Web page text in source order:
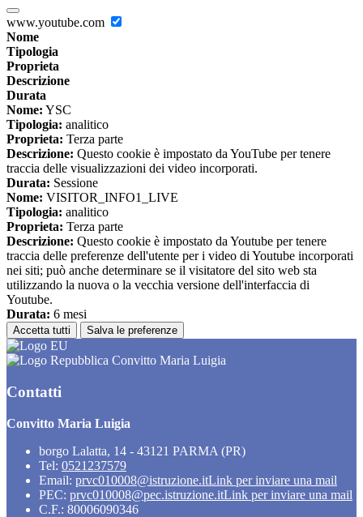
www.youtube.com
Nome
Tipologia
Proprieta
Descrizione
Durata
Nome: YSC
Tipologia: analitico
Proprieta: Terza parte
Descrizione: Questo cookie è impostato da YouTube per tenere
traccia delle visualizzazioni dei video incorporati.
Durata: Sessione
Nome: VISITOR_INFO1_LIVE
Tipologia: analitico
Proprieta: Terza parte
Descrizione: Questo cookie è impostato da Youtube per tenere
traccia delle preferenze dell'utente per i video di Youtube incorporati
nei siti; può anche determinare se il visitatore del sito web sta
utilizzando la nuova o la vecchia versione dell'interfaccia di
Youtube.
Durata: 6 mesi
Accetta tutti Salva le preferenze
Convitto Maria Luigia
Contatti
Convitto Maria Luigia
borgo Lalatta, 14 - 43121 PARMA (PR)
Tel: 0521237579
Email: prvc010008@istruzione.itLink per inviare una mail
PEC: prvc010008@pec.istruzione.itLink per inviare una mail
C.F.: 80006090346